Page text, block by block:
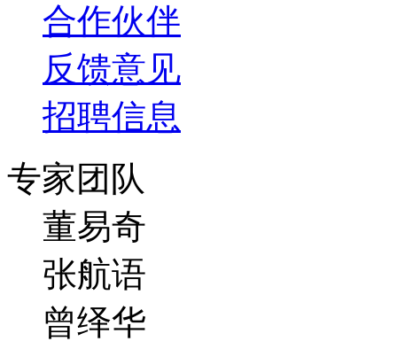
合作伙伴
反馈意见
招聘信息
专家团队
董易奇
张航语
曾绎华